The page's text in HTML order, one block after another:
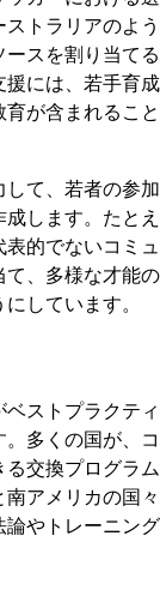
トラリアのよう
スを割り当てる
援には、若手育成
が含まれること
て、若者の参加
します。たとえ
的でないコミュ
て、多様な才能の
しています。
ストプラクティ
多くの国が、コ
交換プログラム
アメリカの国々
論やトレーニング